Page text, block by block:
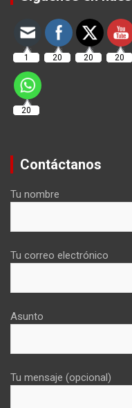
1 20 20 20
20
Contáctanos
Tu nombre
Tu correo electrónico
Asunto
Tu mensaje (opcional)